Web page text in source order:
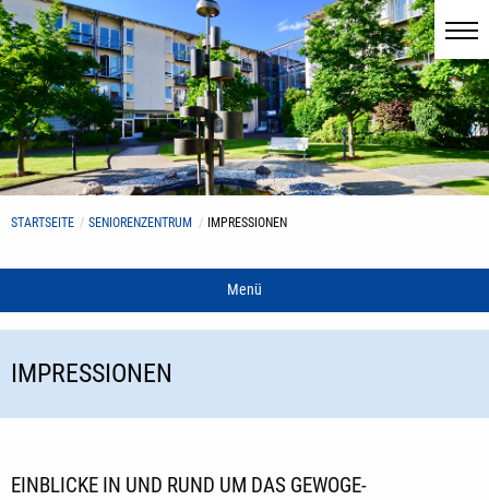
STARTSEITE SENIORENZENTRUM IMPRESSIONEN
Menü
IMPRESSIONEN
EINBLICKE IN UND RUND UM DAS GEWOGE-